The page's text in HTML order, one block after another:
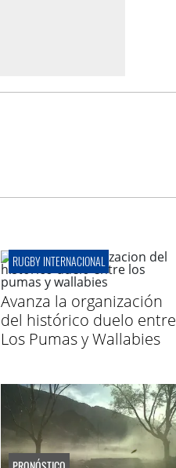
RUGBY INTERNACIONAL
Avanza la organización
del histórico duelo entre
Los Pumas y Wallabies